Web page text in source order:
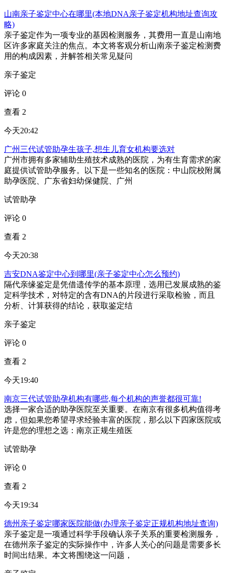
山南亲子鉴定中心在哪里(本地DNA亲子鉴定机构地址查询攻
略)
亲子鉴定作为一项专业的基因检测服务，其费用一直是山南地
区许多家庭关注的焦点。本文将客观分析山南亲子鉴定检测费
用的构成因素，并解答相关常见疑问
亲子鉴定
评论 0
查看 2
今天20:42
广州三代试管助孕生孩子,想生儿育女机构要选对
广州市拥有多家辅助生殖技术成熟的医院，为有生育需求的家
庭提供试管助孕服务。以下是一些知名的医院：中山院校附属
助孕医院、广东省妇幼保健院、广州
试管助孕
评论 0
查看 2
今天20:38
吉安DNA鉴定中心到哪里(亲子鉴定中心怎么预约)
隔代亲缘鉴定是凭借遗传学的基本原理，选用已发展成熟的鉴
定科学技术，对特定的含有DNA的片段进行采取检验，而且
分析、计算获得的结论，获取鉴定结
亲子鉴定
评论 0
查看 2
今天19:40
南京三代试管助孕机构有哪些,每个机构的声誉都很可靠!
选择一家合适的助孕医院至关重要。在南京有很多机构值得考
虑，但如果您希望寻求经验丰富的医院，那么以下四家医院或
许是您的理想之选：南京正规生殖医
试管助孕
评论 0
查看 2
今天19:34
德州亲子鉴定哪家医院能做(办理亲子鉴定正规机构地址查询)
亲子鉴定是一项通过科学手段确认亲子关系的重要检测服务，
在德州亲子鉴定的实际操作中，许多人关心的问题是需要多长
时间出结果。本文将围绕这一问题，